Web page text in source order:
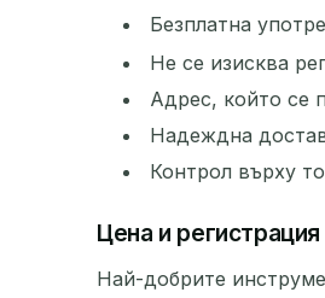
Безплатна
Не се изисква
Адрес, който се
Надеждна
Контрол върху
Цена и регистрация
Най-добрите